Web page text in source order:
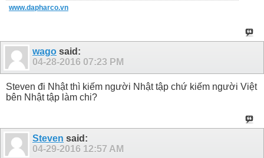
www.dapharco.vn
wago said:
04-28-2016 07:23 PM
Steven đi Nhật thì kiếm người Nhật tập chứ kiếm người Việt
bên Nhật tập làm chi?
Steven said:
04-29-2016 12:57 AM